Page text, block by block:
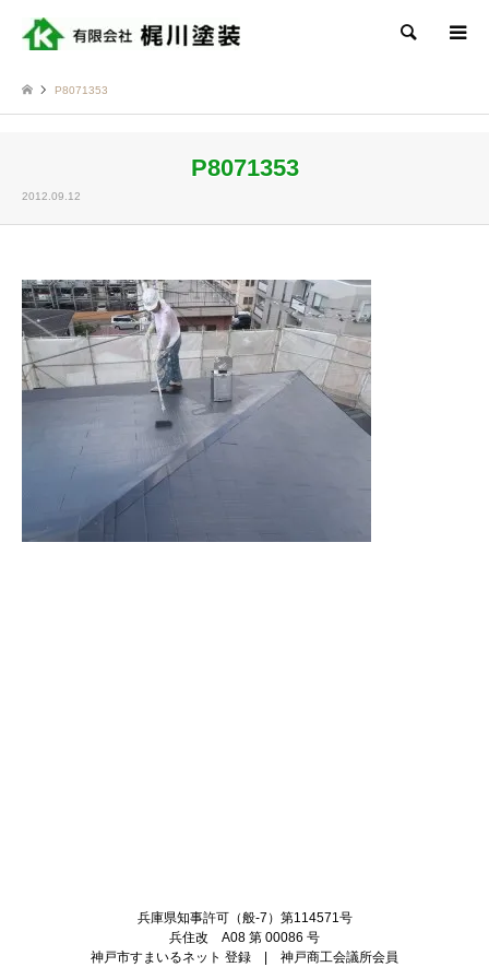
検索
P8071353
P8071353
2012.09.12
兵庫県知事許可（般-7）第114571号
兵住改 A08 第 00086 号
神戸市すまいるネット 登録 | 神戸商工会議所会員